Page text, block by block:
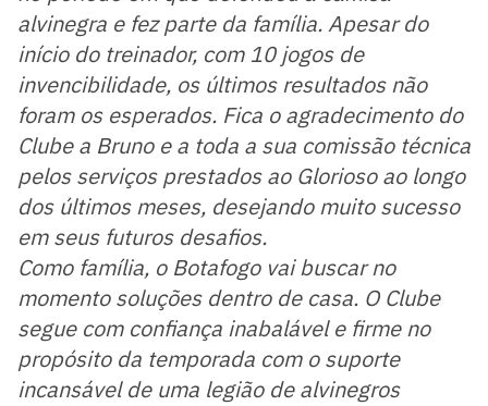
alvinegra e fez parte da família. Apesar do
início do treinador, com 10 jogos de
invencibilidade, os últimos resultados não
foram os esperados. Fica o agradecimento do
Clube a Bruno e a toda a sua comissão técnica
pelos serviços prestados ao Glorioso ao longo
dos últimos meses, desejando muito sucesso
em seus futuros desafios.
Como família, o Botafogo vai buscar no
momento soluções dentro de casa. O Clube
segue com confiança inabalável e firme no
propósito da temporada com o suporte
incansável de uma legião de alvinegros